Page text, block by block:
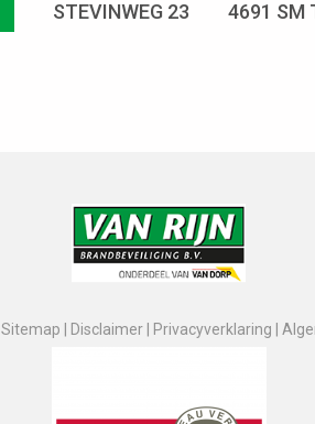
STEVINWEG 23 4691 SM
Sitemap Disclaimer Privacyverklaring